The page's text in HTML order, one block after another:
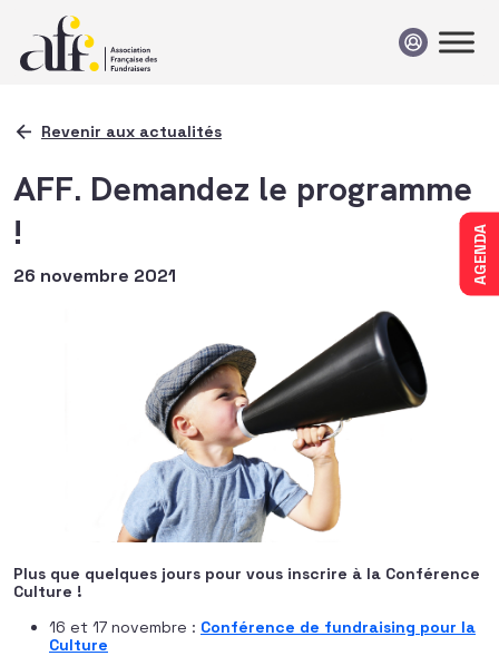
AGENDA
Revenir aux actualités
AFF. Demandez le programme
!
26 novembre 2021
Plus que quelques jours pour vous inscrire à la Conférence
Culture !
16 et 17 novembre : Conférence de fundraising pour la
Culture